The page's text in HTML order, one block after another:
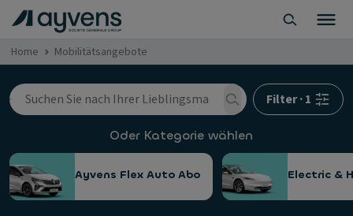
Home Mobilitätsangebote
Filter·1
Oder Kategorie wählen
Ayvens Flex Auto Abo Electric &